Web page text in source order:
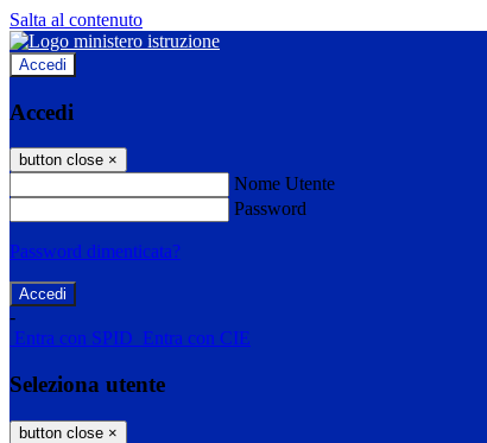
Salta al contenuto
Accedi
Accedi
button close ×
Nome Utente
Password
Password dimenticata?
-
Entra con SPID Entra con CIE
Seleziona utente
button close ×